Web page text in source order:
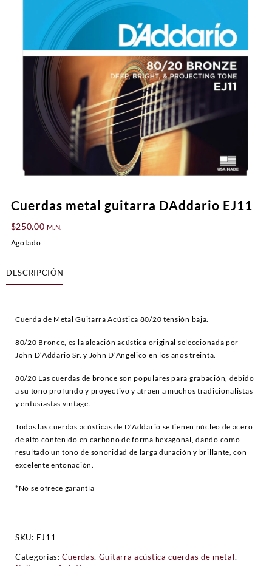
Cuerdas metal guitarra DAddario EJ11
$250.00 M.N.
Agotado
DESCRIPCIÓN
Cuerda de Metal Guitarra Acústica 80/20 tensión baja.
80/20 Bronce, es la aleación acústica original seleccionada por
John D’Addario Sr. y John D’Angelico en los años treinta.
80/20 Las cuerdas de bronce son populares para grabación, debido
a su tono profundo y proyectivo y atraen a muchos tradicionalistas
y entusiastas vintage.
Todas las cuerdas acústicas de D’Addario se tienen núcleo de acero
de alto contenido en carbono de forma hexagonal, dando como
resultado un tono de sonoridad de larga duración y brillante, con
excelente entonación.
*No se ofrece garantía
SKU: EJ11
Categorías:Cuerdas, Guitarra acústica cuerdas de metal,